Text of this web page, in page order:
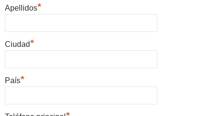
Apellidos*
Ciudad*
País*